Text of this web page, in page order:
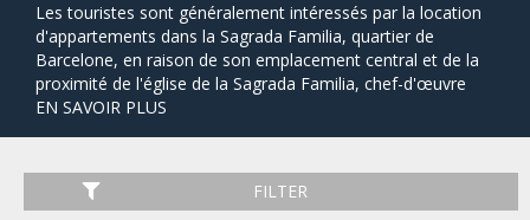
Les touristes sont généralement intéressés par la location
d'appartements dans la Sagrada Familia, quartier de
Barcelone, en raison de son emplacement central et de la
proximité de l'église de la Sagrada Familia, chef-d'œuvre
majeur de l'architecte Antoni Gaudí, qui domine les places
Sagrada Familia est située à quelques pas de la rue
commerçante Passeig de Gracia, où se trouvent également
EN SAVOIR PLUS
FILTER